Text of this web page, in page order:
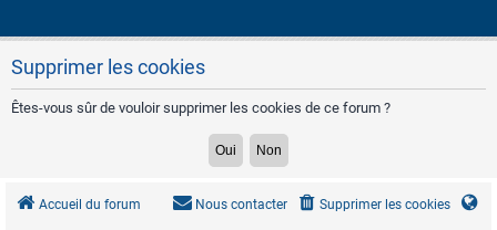
Supprimer les cookies
Êtes-vous sûr de vouloir supprimer les cookies de ce forum ?
Accueil du forum Supprimer les cookies
Nous contacter